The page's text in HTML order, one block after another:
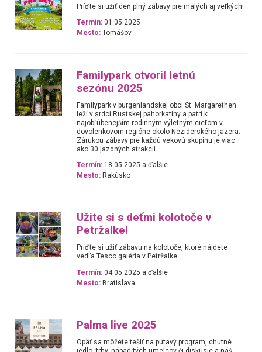
Príďte si užiť deň plný zábavy pre malých aj veľkých!
Termín: 01.05.2025
Mesto: Tomášov
Familypark otvoril letnú
sezónu 2025
Familypark v burgenlandskej obci St. Margarethen
leží v srdci Rustskej pahorkatiny a patrí k
najobľúbenejším rodinným výletným cieľom v
dovolenkovom regióne okolo Neziderského jazera.
Zárukou zábavy pre každú vekovú skupinu je viac
ako 30 jazdných atrakcií.
Termín: 18.05.2025 a ďalšie
Mesto: Rakúsko
Užite si s deťmi kolotoče v
Petržalke!
Príďte si užiť zábavu na kolotoče, ktoré nájdete
vedľa Tesco galéria v Petržalke
Termín: 04.05.2025 a ďalšie
Mesto: Bratislava
Palma live 2025
Opäť sa môžete tešiť na pútavý program, chutné